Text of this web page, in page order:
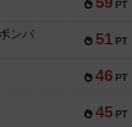
PT
51 PT
ンバ
46 PT
45 PT